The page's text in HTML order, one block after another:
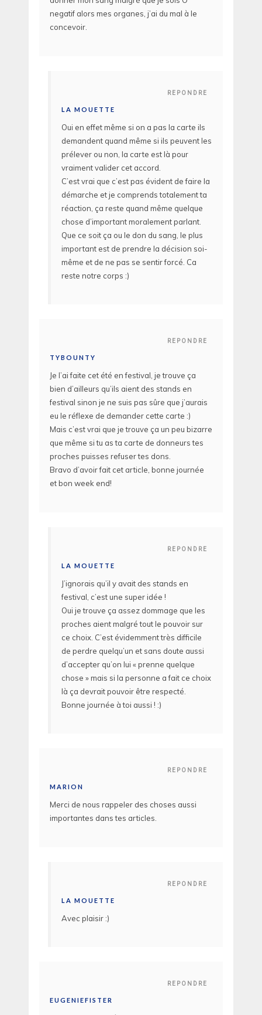
negatif alors mes organes, j’ai du mal à le
concevoir.
REPONDRE
LA MOUETTE
Oui en effet même si on a pas la carte ils
demandent quand même si ils peuvent les
prélever ou non, la carte est là pour
vraiment valider cet accord.
C’est vrai que c’est pas évident de faire la
démarche et je comprends totalement ta
réaction, ça reste quand même quelque
chose d’important moralement parlant.
Que ce soit ça ou le don du sang, le plus
important est de prendre la décision soi-
même et de ne pas se sentir forcé. Ca
reste notre corps :)
REPONDRE
TYBOUNTY
Je l’ai faite cet été en festival, je trouve ça
bien d’ailleurs qu’ils aient des stands en
festival sinon je ne suis pas sûre que j’aurais
eu le réflexe de demander cette carte :)
Mais c’est vrai que je trouve ça un peu bizarre
que même si tu as ta carte de donneurs tes
proches puisses refuser tes dons.
Bravo d’avoir fait cet article, bonne journée
et bon week end!
REPONDRE
LA MOUETTE
J’ignorais qu’il y avait des stands en
festival, c’est une super idée !
Oui je trouve ça assez dommage que les
proches aient malgré tout le pouvoir sur
ce choix. C’est évidemment très difficile
de perdre quelqu’un et sans doute aussi
d’accepter qu’on lui « prenne quelque
chose » mais si la personne a fait ce choix
là ça devrait pouvoir être respecté.
Bonne journée à toi aussi ! :)
REPONDRE
MARION
Merci de nous rappeler des choses aussi
importantes dans tes articles.
REPONDRE
LA MOUETTE
Avec plaisir :)
REPONDRE
EUGENIEFISTER